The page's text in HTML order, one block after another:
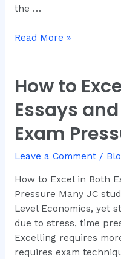
the …
Read More »
How to
Essays
Exam
Leave a Comment /
How to Excel in Both
Pressure Many JC
Level Economics, yet
due to stress, time
Excelling requires
requires exam
How
to
Excel
in
Both
Essays
CSQs
Under
Exam
Pressure